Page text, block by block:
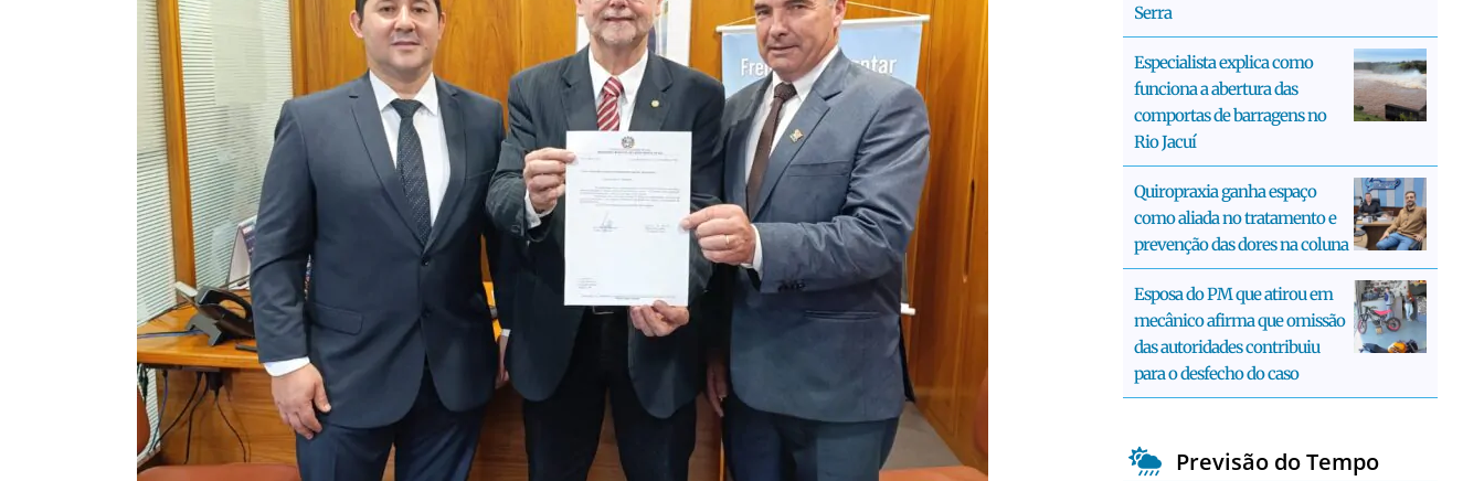
Serra
Especialista explica como
funciona a abertura das
comportas de barragens no
Rio Jacuí
Quiropraxia ganha espaço
como aliada no tratamento e
prevenção das dores na coluna
Esposa do PM que atirou em
mecânico afirma que omissão
das autoridades contribuiu
para o desfecho do caso
Previsão do Tempo